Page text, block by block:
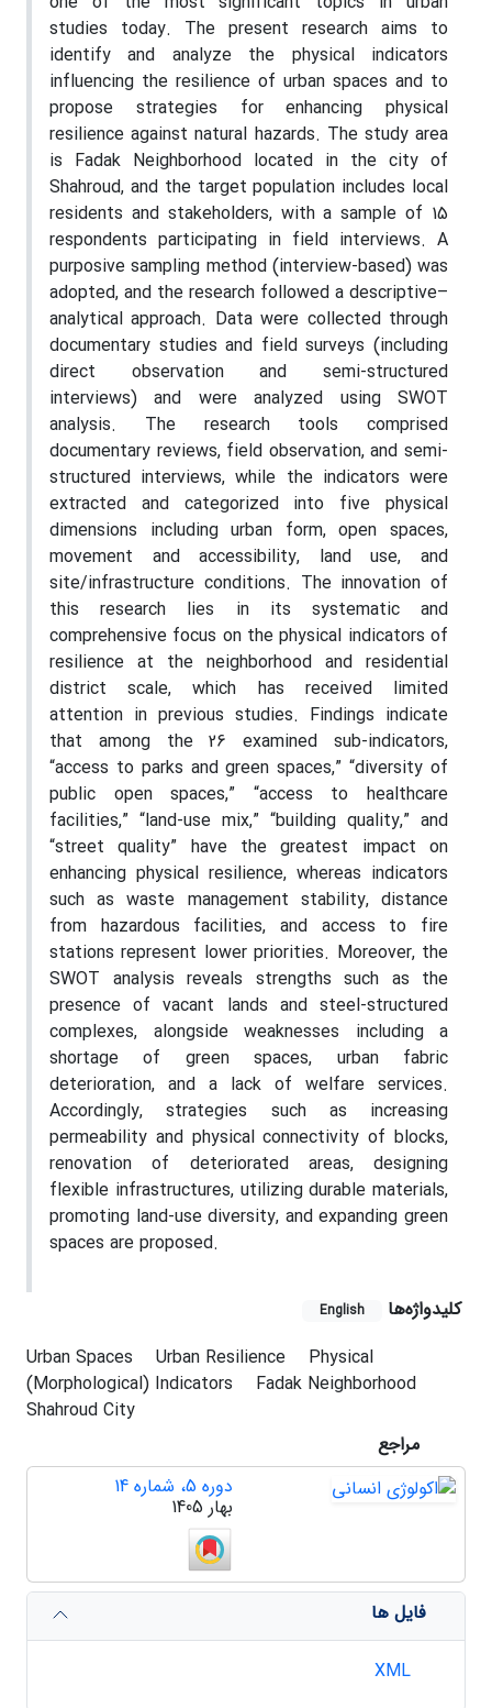
studies today. The present research aims to
identify and analyze the physical indicators
influencing the resilience of urban spaces and to
propose strategies for enhancing physical
resilience against natural hazards. The study area
is Fadak Neighborhood located in the city of
Shahroud, and the target population includes local
residents and stakeholders, with a sample of 15
respondents participating in field interviews. A
purposive sampling method (interview-based) was
adopted, and the research followed a descriptive–
analytical approach. Data were collected through
documentary studies and field surveys (including
direct observation and semi-structured
interviews) and were analyzed using SWOT
analysis. The research tools comprised
documentary reviews, field observation, and semi-
structured interviews, while the indicators were
extracted and categorized into five physical
dimensions including urban form, open spaces,
movement and accessibility, land use, and
site/infrastructure conditions. The innovation of
this research lies in its systematic and
comprehensive focus on the physical indicators of
resilience at the neighborhood and residential
district scale, which has received limited
attention in previous studies. Findings indicate
that among the 26 examined sub-indicators,
“access to parks and green spaces,” “diversity of
public open spaces,” “access to healthcare
facilities,” “land-use mix,” “building quality,” and
“street quality” have the greatest impact on
enhancing physical resilience, whereas indicators
such as waste management stability, distance
from hazardous facilities, and access to fire
stations represent lower priorities. Moreover, the
SWOT analysis reveals strengths such as the
presence of vacant lands and steel-structured
complexes, alongside weaknesses including a
shortage of green spaces, urban fabric
deterioration, and a lack of welfare services.
Accordingly, strategies such as increasing
permeability and physical connectivity of blocks,
renovation of deteriorated areas, designing
flexible infrastructures, utilizing durable materials,
promoting land-use diversity, and expanding green
spaces are proposed.
کلیدواژه‌ها English
Urban Spaces Urban Resilience
Physical
(Morphological) Indicators
Fadak Neighborhood
Shahroud City
مراجع
دوره 5، شماره 14
بهار 1405
فایل ها